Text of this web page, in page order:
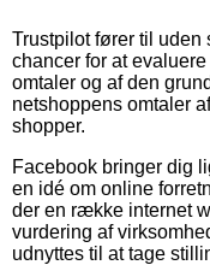
Trustpilot fører til
chancer for at
omtaler og af den
netshoppens omtaler
shopper.
Facebook bringer dig
en idé om online
der en række internet
vurdering af
udnyttes til at tage